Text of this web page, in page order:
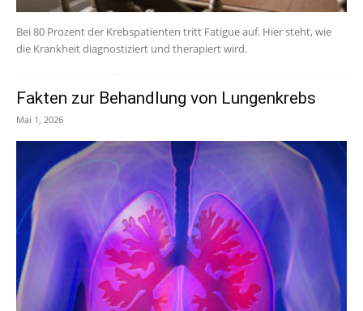
Bei 80 Prozent der Krebspatienten tritt Fatigue auf. Hier steht, wie
die Krankheit diagnostiziert und therapiert wird.
Fakten zur Behandlung von Lungenkrebs
Mai 1, 2026